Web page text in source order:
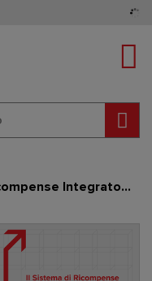
Il Sistema di Ricompense Integrato: una leva strategica per la Commercial Excellence